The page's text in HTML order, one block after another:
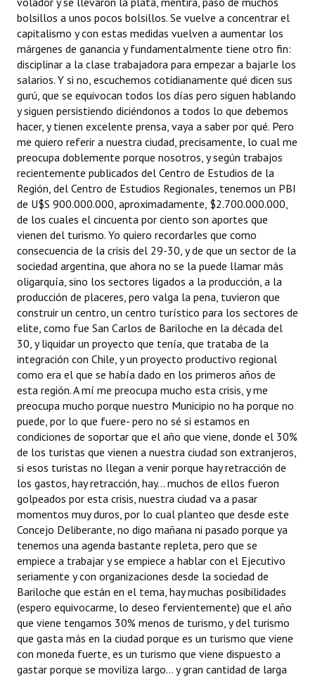
bolsillos a unos pocos bolsillos. Se vuelve a concentrar el
capitalismo y con estas medidas vuelven a aumentar los
márgenes de ganancia y fundamentalmente tiene otro fin:
disciplinar a la clase trabajadora para empezar a bajarle los
salarios. Y si no, escuchemos cotidianamente qué dicen sus
gurú, que se equivocan todos los días pero siguen hablando
y siguen persistiendo diciéndonos a todos lo que debemos
hacer, y tienen excelente prensa, vaya a saber por qué. Pero
me quiero referir a nuestra ciudad, precisamente, lo cual me
preocupa doblemente porque nosotros, y según trabajos
recientemente publicados del Centro de Estudios de la
Región, del Centro de Estudios Regionales, tenemos un PBI
de U$S 900.000.000, aproximadamente, $2.700.000.000,
de los cuales el cincuenta por ciento son aportes que
vienen del turismo. Yo quiero recordarles que como
consecuencia de la crisis del 29-30, y de que un sector de la
sociedad argentina, que ahora no se la puede llamar más
oligarquía, sino los sectores ligados a la producción, a la
producción de placeres, pero valga la pena, tuvieron que
construir un centro, un centro turístico para los sectores de
elite, como fue San Carlos de Bariloche en la década del
30, y liquidar un proyecto que tenía, que trataba de la
integración con Chile, y un proyecto productivo regional
como era el que se había dado en los primeros años de
esta región. A mí me preocupa mucho esta crisis, y me
preocupa mucho porque nuestro Municipio no ha porque no
puede, por lo que fuere- pero no sé si estamos en
condiciones de soportar que el año que viene, donde el 30%
de los turistas que vienen a nuestra ciudad son extranjeros,
si esos turistas no llegan a venir porque hay retracción de
los gastos, hay retracción, hay... muchos de ellos fueron
golpeados por esta crisis, nuestra ciudad va a pasar
momentos muy duros, por lo cual planteo que desde este
Concejo Deliberante, no digo mañana ni pasado porque ya
tenemos una agenda bastante repleta, pero que se
empiece a trabajar y se empiece a hablar con el Ejecutivo
seriamente y con organizaciones desde la sociedad de
Bariloche que están en el tema, hay muchas posibilidades
(espero equivocarme, lo deseo fervientemente) que el año
que viene tengamos 30% menos de turismo, y del turismo
que gasta más en la ciudad porque es un turismo que viene
con moneda fuerte, es un turismo que viene dispuesto a
gastar porque se moviliza largo... y gran cantidad de larga